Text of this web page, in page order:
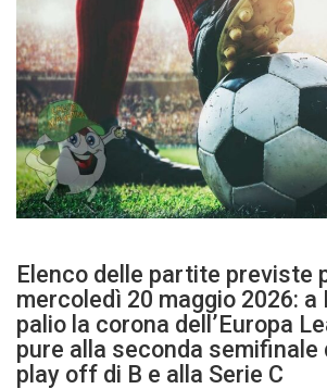
Elenco delle partite previste
mercoledì 20 maggio 2026: a
palio la corona dell’Europa
pure alla seconda semifinale
play off di B e alla Serie C